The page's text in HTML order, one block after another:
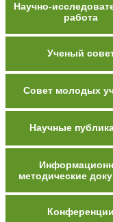
Научно-
работа
Ученый
Совет молодых
Научные
методические
Конференции